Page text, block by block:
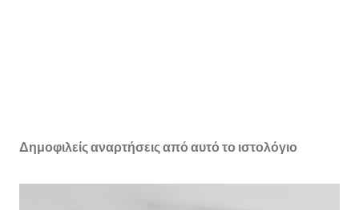
Δημοφιλείς αναρτήσεις από αυτό το ιστολόγιο